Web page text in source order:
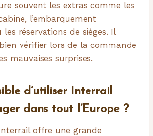
souvent les extras comme les
l’embarquement
réservations de sièges. Il
vérifier lors de la commande
mauvaises surprises.
d’utiliser Interrail
dans tout l’Europe ?
offre une grande